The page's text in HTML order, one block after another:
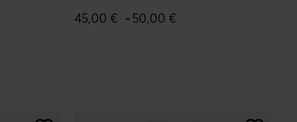
45,00 € - 50,00 €